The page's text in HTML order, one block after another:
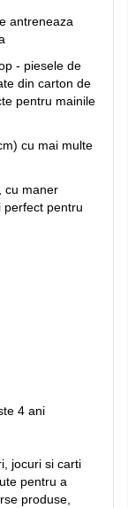
antreneaza
- piesele de
din carton de
pentru mainile
cu mai multe
cu maner
perfect pentru
4 ani
jocuri si carti
pentru a
produse,